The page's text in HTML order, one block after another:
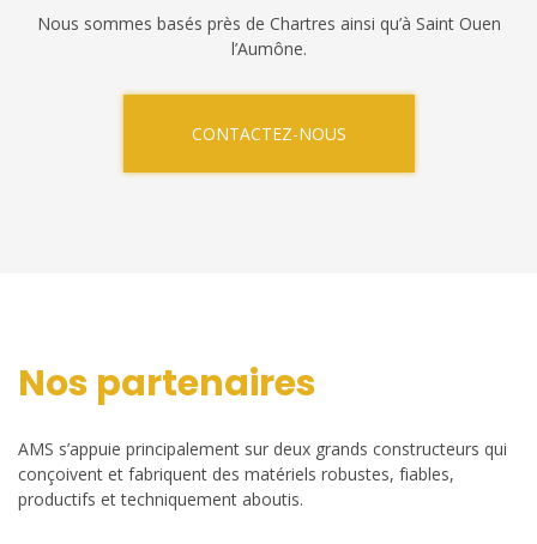
Nous sommes basés près de Chartres ainsi qu’à Saint Ouen
l’Aumône.
CONTACTEZ-NOUS
Nos partenaires
AMS s’appuie principalement sur deux grands constructeurs qui
conçoivent et fabriquent des matériels robustes, fiables,
productifs et techniquement aboutis.